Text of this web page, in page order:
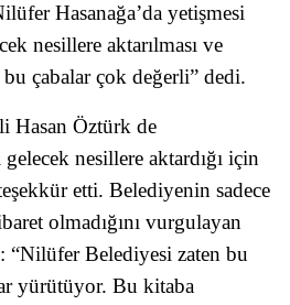
Hasanağa’da yetişmesi
nesillere aktarılması ve
çabalar çok değerli” dedi.
Hasan Öztürk de
nesillere aktardığı için
etti. Belediyenin sadece
olmadığını vurgulayan
Belediyesi zaten bu
yürütüyor. Bu kitaba